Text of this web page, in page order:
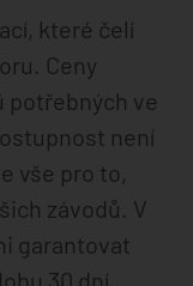
které čelí
Ceny
potřebných ve
není
vše pro to,
závodů. V
garantovat
30 dní.